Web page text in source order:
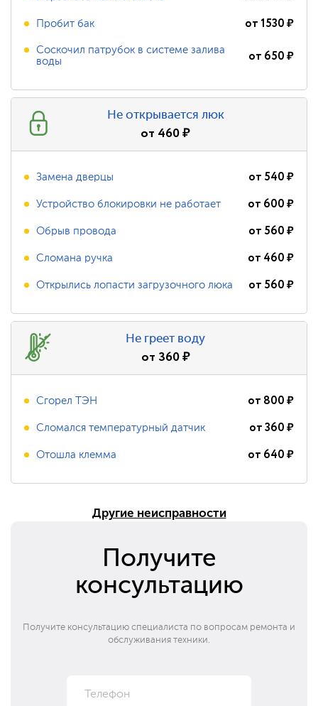
Пробит бак от1530₽
Соскочил патрубок в системе залива
воды
от 650₽
Не открывается люк
от 460₽
Замена дверцы от 540₽
Устройство блокировки не работает от 600₽
Обрыв провода от 560₽
Сломана ручка от 460₽
Открылись лопасти загрузочного люка от 560₽
Не греет воду
от 360₽
Сгорел ТЭН от 800₽
Сломался температурный датчик от360₽
Отошла клемма от 640₽
Другие неисправности
Получите
консультацию
Получите консультацию специалиста по вопросам ремонта и
обслуживания техники.